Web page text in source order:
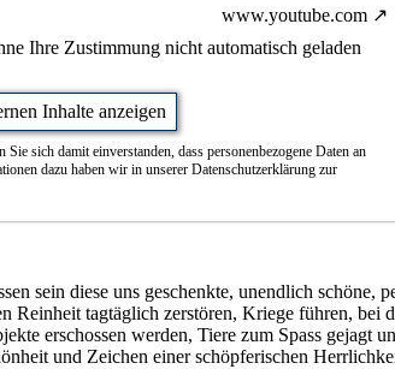
www.youtube.com
Ihre Zustimmung nicht automatisch geladen
Inhalte anzeigen
sich damit einverstanden, dass personenbezogene Daten an
dazu haben wir in unserer Datenschutzerklärung zur
sein diese uns geschenkte, unendlich schöne,
Reinheit tagtäglich zerstören, Kriege führen, bei
erschossen werden, Tiere zum Spass gejagt
und Zeichen einer schöpferischen